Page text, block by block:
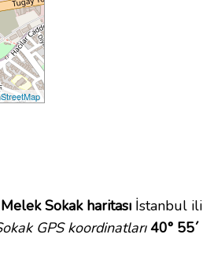
Melek Sokak haritası İstanbul ili
GPS koordinatları 40° 55´